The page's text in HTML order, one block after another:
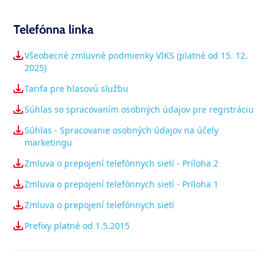
Telefónna linka
Všeobecné zmluvné podmienky VIKS (platné od 15. 12.
2025)
Tarifa pre hlasovú službu
Súhlas so spracovaním osobných údajov pre registráciu
Súhlas - Spracovanie osobných údajov na účely
marketingu
Zmluva o prepojení telefónnych sietí - Príloha 2
Zmluva o prepojení telefónnych sietí - Príloha 1
Zmluva o prepojení telefónnych sietí
Prefixy platné od 1.5.2015